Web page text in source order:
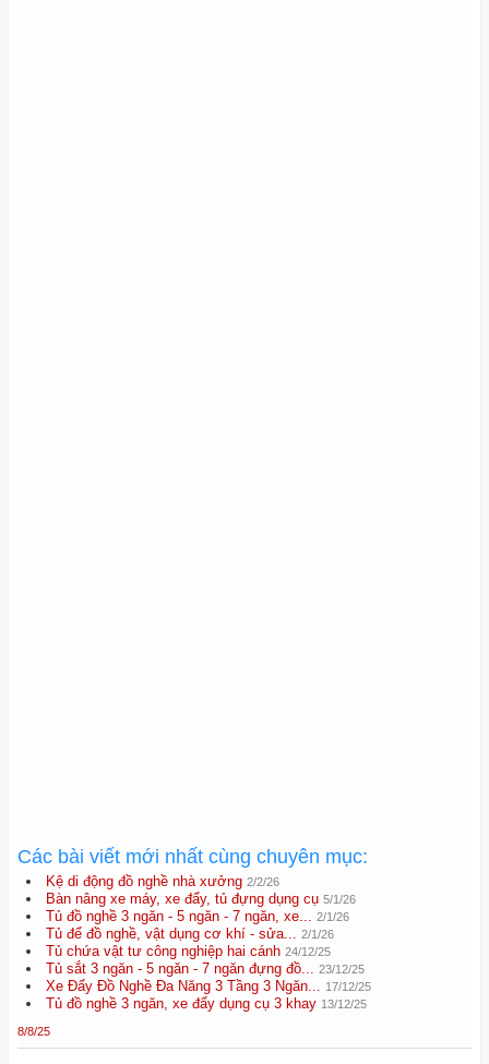
Các bài viết mới nhất cùng chuyên mục:
Kệ di động đồ nghề nhà xưởng 2/2/26
Bàn nâng xe máy, xe đẩy, tủ đựng dụng cụ 5/1/26
Tủ đồ nghề 3 ngăn - 5 ngăn - 7 ngăn, xe... 2/1/26
Tủ để đồ nghề, vật dụng cơ khí - sửa... 2/1/26
Tủ chứa vật tư công nghiệp hai cánh 24/12/25
Tủ sắt 3 ngăn - 5 ngăn - 7 ngăn đựng đồ... 23/12/25
Xe Đẩy Đồ Nghề Đa Năng 3 Tầng 3 Ngăn... 17/12/25
Tủ đồ nghề 3 ngăn, xe đẩy dụng cụ 3 khay 13/12/25
8/8/25